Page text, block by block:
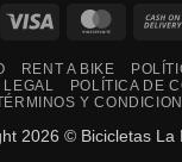
Visa
RENT A BIKE
LEGAL
POLÍTICA DE
Y
2026 © Bicicletas La